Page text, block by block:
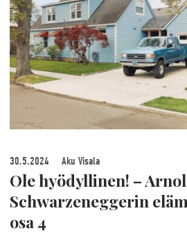
30.5.2024 Aku Visala
Ole hyödyllinen! –
Schwarzeneggerin
osa 4